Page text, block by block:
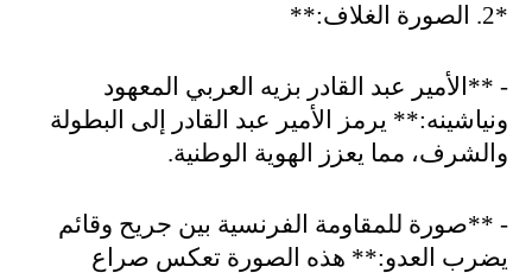
*2. الصورة الغلاف:**
- ** الأمير عبد القادر بزيه العربي المعهود
ونياشينه:** يرمز الأمير عبد القادر إلى البطولة
والشرف، مما يعزز الهوية الوطنية.
- **صورة للمقاومة الفرنسية بين جريح وقائم
يضرب العدو:** هذه الصورة تعكس صراع